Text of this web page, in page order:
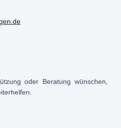
oder Beratung wünschen,